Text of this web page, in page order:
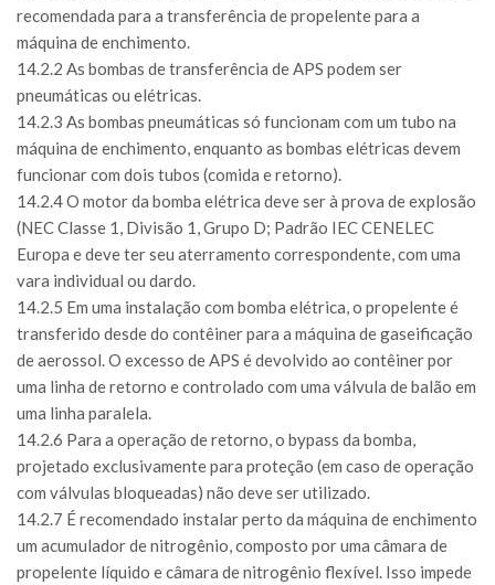
recomendada para a transferência de propelente para a
máquina de enchimento.
14.2.2 As bombas de transferência de APS podem ser
pneumáticas ou elétricas.
14.2.3 As bombas pneumáticas só funcionam com um tubo na
máquina de enchimento, enquanto as bombas elétricas devem
funcionar com dois tubos (comida e retorno).
14.2.4 O motor da bomba elétrica deve ser à prova de explosão
(NEC Classe 1, Divisão 1, Grupo D; Padrão IEC CENELEC
Europa e deve ter seu aterramento correspondente, com uma
vara individual ou dardo.
14.2.5 Em uma instalação com bomba elétrica, o propelente é
transferido desde do contêiner para a máquina de gaseificação
de aerossol. O excesso de APS é devolvido ao contêiner por
uma linha de retorno e controlado com uma válvula de balão em
uma linha paralela.
14.2.6 Para a operação de retorno, o bypass da bomba,
projetado exclusivamente para proteção (em caso de operação
com válvulas bloqueadas) não deve ser utilizado.
14.2.7 É recomendado instalar perto da máquina de enchimento
um acumulador de nitrogênio, composto por uma câmara de
propelente líquido e câmara de nitrogênio flexível. Isso impede